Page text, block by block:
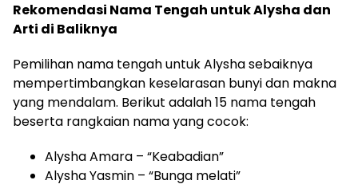
Rekomendasi Nama Tengah untuk Alysha dan
Arti di Baliknya
Pemilihan nama tengah untuk Alysha sebaiknya
mempertimbangkan keselarasan bunyi dan makna
yang mendalam. Berikut adalah 15 nama tengah
beserta rangkaian nama yang cocok:
Alysha Amara – “Keabadian”
Alysha Yasmin – “Bunga melati”